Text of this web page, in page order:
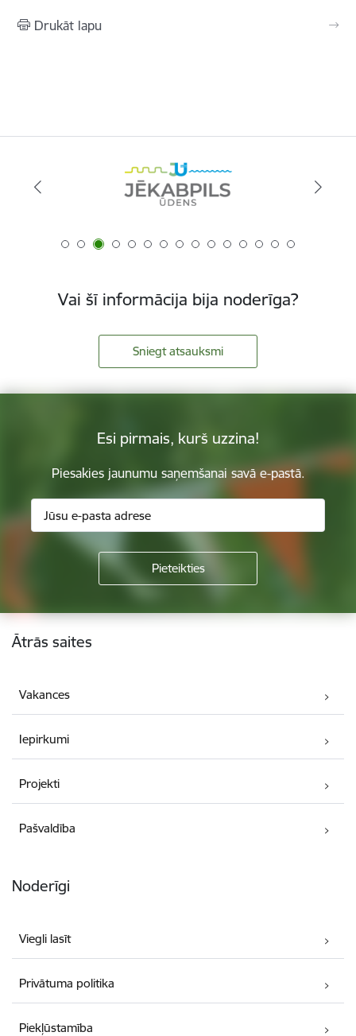
Drukāt lapu
Vai šī informācija bija noderīga?
Sniegt atsauksmi
Esi pirmais, kurš uzzina!
Piesakies jaunumu saņemšanai savā e-pastā.
Kājene
Ātrās saites
Vakances
Iepirkumi
Projekti
Pašvaldība
Noderīgi
Viegli lasīt
Privātuma politika
Piekļūstamība